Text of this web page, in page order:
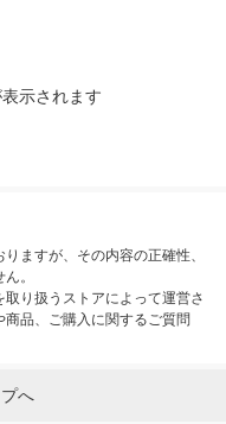
示されます
ますが、その内容の正確性、
。
り扱うストアによって運営さ
品、ご購入に関するご質問
へ